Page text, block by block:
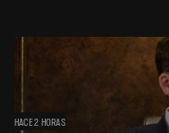
HACE 2 HORAS